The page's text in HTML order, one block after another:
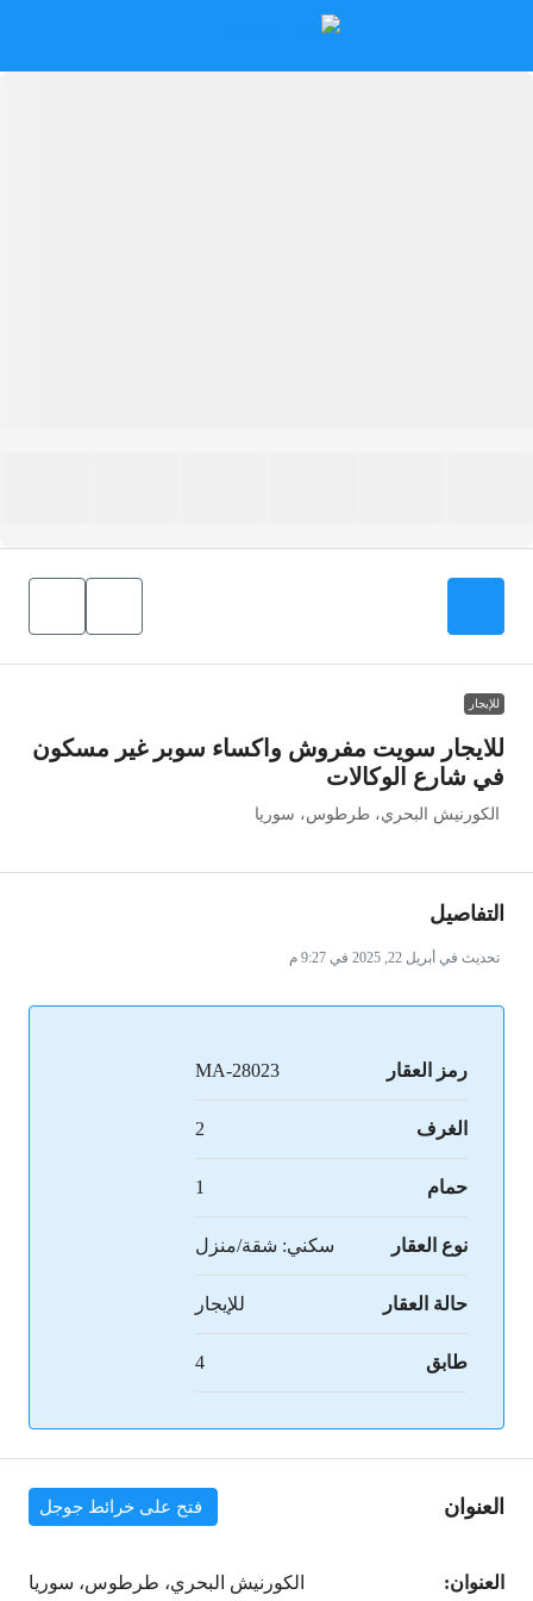
للإيجار
للايجار سويت مفروش واكساء سوبر غير مسكون
في شارع الوكالات
الكورنيش البحري، طرطوس، سوريا
التفاصيل
تحديث في أبريل 22, 2025 في 9:27 م
رمز العقار MA-28023
الغرف 2
حمام 1
نوع العقار سكني: شقة/منزل
حالة العقار للإيجار
طابق 4
العنوان فتح على خرائط جوجل
العنوان: الكورنيش البحري، طرطوس، سوريا